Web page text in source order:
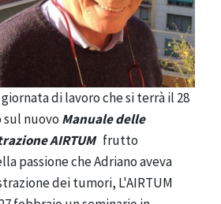
di lavoro che si terrà il 28
sul nuovo Manuale delle
AIRTUM frutto
passione che Adriano aveva
dei tumori, L'AIRTUM